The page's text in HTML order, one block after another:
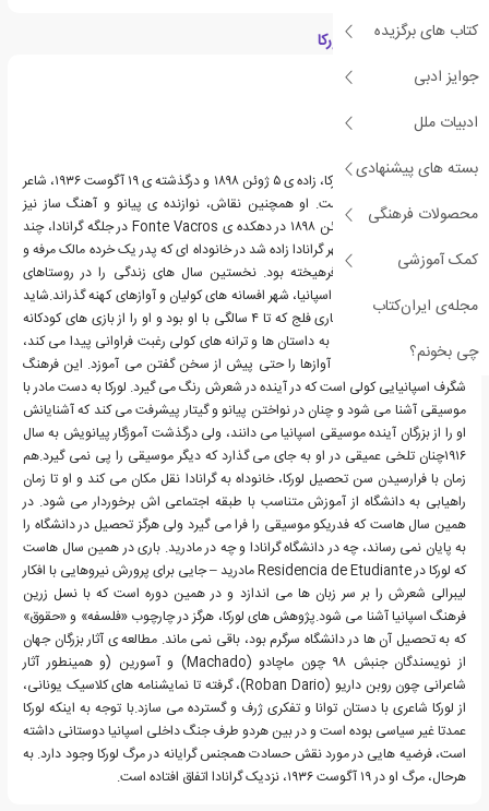
کتاب های برگزیده
جوایز ادبی
ادبیات ملل
بسته های پیشنهادی
محصولات فرهنگی
کمک آموزشی
مجله‌ی ایران‌کتاب
چی بخونم؟
درباره فدریکو گارسیا لورکا
فدریکو خسوس گارسیا لورکا، زاده ی ۵ ژوئن ۱۸۹۸ و درگذشته ی ۱۹ آگوست ۱۹۳۶، شاعر
و نویسنده اسپانیایی است. او همچنین نقاش، نوازنده ی پیانو و آهنگ ساز نیز
بود.فدریکو به تاریخ ۵ ژوئن ۱۸۹۸ در دهکده ی Fonte Vacros در جلگه گرانادا، چند
کیلومتری شمال شرقی شهر گرانادا زاده شد در خانوداه ای که پدر یک خرده مالک مرفه و
مادر فردی متشخص و فرهیخته بود. نخستین سال های زندگی را در روستاهای
غرناطه، پایتخت باستانی اسپانیا، شهر افسانه های کولیان و آوازهای کهنه گذراند.شاید
از این روی و به خاطر بیماری فلج که تا ۴ سالگی با او بود و او را از بازی های کودکانه
بازداشت، فدریکوی کودک به داستان ها و ترانه های کولی رغبت فراوانی پیدا می کند،
آن چنان که زمزمه ی این آوازها را حتی پیش از سخن گفتن می آموزد. این فرهنگ
شگرف اسپانیایی کولی است که در آینده در شعرش رنگ می گیرد. لورکا به دست مادر با
موسیقی آشنا می شود و چنان در نواختن پیانو و گیتار پیشرفت می کند که آشنایانش
او را از بزرگان آینده موسیقی اسپانیا می دانند، ولی درگذشت آموزگار پیانویش به سال
۱۹۱۶چنان تلخی عمیقی در او به جای می گذارد که دیگر موسیقی را پی نمی گیرد.هم
زمان با فرارسیدن سن تحصیل لورکا، خانوداه به گرانادا نقل مکان می کند و او تا زمان
راهیابی به دانشگاه از آموزش متناسب با طبقه اجتماعی اش برخوردار می شود. در
همین سال هاست که فدریکو موسیقی را فرا می گیرد ولی هرگز تحصیل در دانشگاه را
به پایان نمی رساند، چه در دانشگاه گرانادا و چه در مادرید. باری در همین سال هاست
که لورکا در Residencia de Etudiante مادرید – جایی برای پرورش نیروهایی با افکار
لیبرالی شعرش را بر سر زبان ها می اندازد و در همین دوره است که با نسل زرین
فرهنگ اسپانیا آشنا می شود.پژوهش های لورکا، هرگز در چارچوب «فلسفه» و «حقوق»
که به تحصیل آن ها در دانشگاه سرگرم بود، باقی نمی ماند. مطالعه ی آثار بزرگان جهان
از نویسندگان جنبش ۹۸ چون ماچادو (Machado) و آسورین (و همینطور آثار
شاعرانی چون روبن داریو (Roban Dario)، گرفته تا نمایشنامه های کلاسیک یونانی،
از لورکا شاعری با دستان توانا و تفکری ژرف و گسترده می سازد.با توجه به اینکه لورکا
عمدتا غیر سیاسی بوده است و در بین هردو طرف جنگ داخلی اسپانیا دوستانی داشته
است، فرضیه هایی در مورد نقش حسادت همجنس گرایانه در مرگ لورکا وجود دارد. به
هرحال، مرگ او در ۱۹ آگوست ۱۹۳۶، نزدیک گرانادا اتفاق افتاده است.